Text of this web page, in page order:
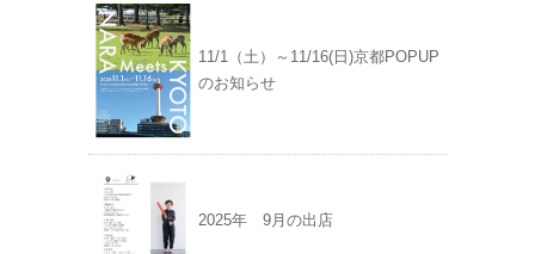
11/1（土）～11/16(日)京都POPUP
のお知らせ
2025年 9月の出店